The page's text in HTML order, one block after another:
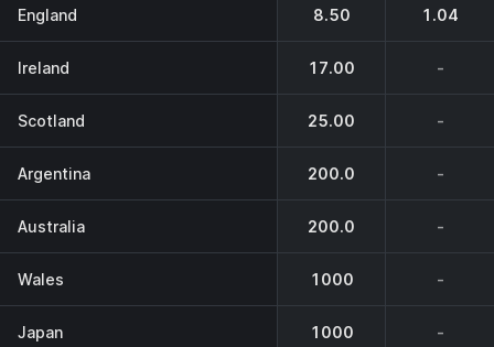
England 8.50 1.04
Ireland 17.00 -
Scotland 25.00 -
Argentina 200.0 -
Australia 200.0 -
Wales 1000 -
Japan 1000 -